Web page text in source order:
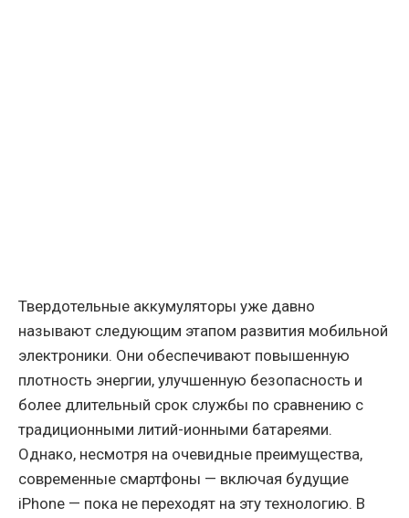
Твердотельные аккумуляторы уже давно
называют следующим этапом развития мобильной
электроники. Они обеспечивают повышенную
плотность энергии, улучшенную безопасность и
более длительный срок службы по сравнению с
традиционными литий-ионными батареями.
Однако, несмотря на очевидные преимущества,
современные смартфоны — включая будущие
iPhone — пока не переходят на эту технологию. В